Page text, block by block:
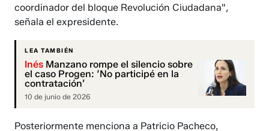
coordinador del bloque Revolución Ciudadana",
señala el expresidente.
LEA TAMBIÉN
Inés Manzano rompe el silencio sobre
el caso Progen: ‘No participé en la
contratación’
10 de junio de 2026
Posteriormente menciona a Patricio Pacheco,